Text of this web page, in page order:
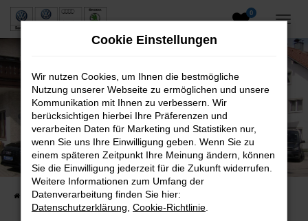
Zum
0
Neuwagen und Gebrauchtwagen
VW, VW Nutzfahrzeuge, Audi & Skoda
Startseite Fahrzeuge Fahrzeugsuche
Cookie Einstellungen
Wir nutzen Cookies, um Ihnen die bestmögliche
Nutzung unserer Webseite zu ermöglichen und unsere
Kommunikation mit Ihnen zu verbessern. Wir
berücksichtigen hierbei Ihre Präferenzen und
verarbeiten Daten für Marketing und Statistiken nur,
wenn Sie uns Ihre Einwilligung geben. Wenn Sie zu
einem späteren Zeitpunkt Ihre Meinung ändern, können
Sie die Einwilligung jederzeit für die Zukunft widerrufen.
Weitere Informationen zum Umfang der
Datenverarbeitung finden Sie hier:
Datenschutzerklärung Cookie-Richtlinie